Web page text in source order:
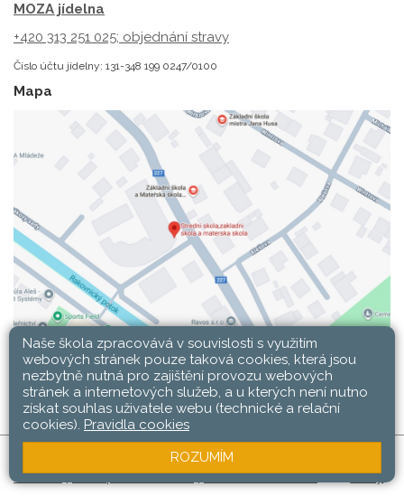
MOZA jídelna
+420 313 251 025; objednání stravy
Číslo účtu jídelny: 131-348 199 0247/0100
Mapa
SŠ, ZŠ a MŠ Rakovník © 2026 |Mapa stránek
Přihlásit|Přístupnost stránek|Pravidla COOKIES
školy
Naše škola zpracovává v souvislosti s využitím
webových stránek pouze taková cookies, která jsou
nezbytně nutná pro zajištění provozu webových
stránek a internetových služeb, a u kterých není nutno
získat souhlas uživatele webu (technické a relační
cookies). Pravidla cookies
ROZUMÍM